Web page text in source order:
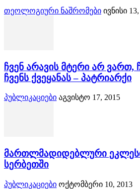
თეოლოგიური ნაშრომები ივნისი
ჩვენ არავის მტერი არ ვართ,
ჩვენს ქვეყანას – პატრიარქი
პუბლიკაციები აგვისტო 17, 2015
მართლმადიდებლური
სერბეთში
პუბლიკაციები ოქტომბერი 10, 2013